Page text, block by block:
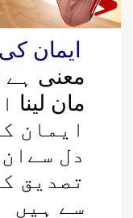
ایمان
معنی ہے
مان لینا
ایمان
دل
تصدیق
سے ہیں